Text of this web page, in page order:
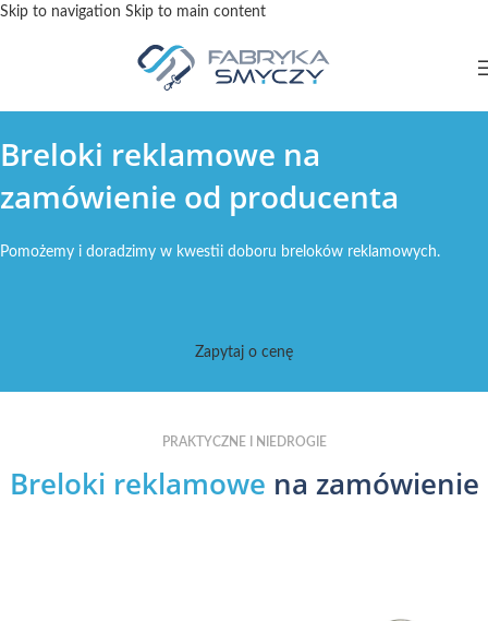
Skip to navigation Skip to main content
Breloki reklamowe na
zamówienie od producenta
Pomożemy i doradzimy w kwestii doboru breloków reklamowych.
Zapytaj o cenę
PRAKTYCZNE I NIEDROGIE
Breloki reklamowe na zamówienie